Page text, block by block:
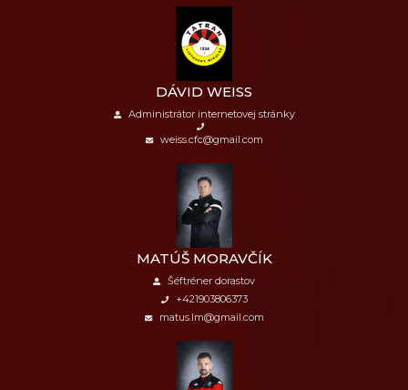
DÁVID WEISS
Administrátor internetovej stránky
weiss.cfc@gmail.com
MATÚŠ MORAVČÍK
Šéftréner dorastov
+421903806373
matus.lm@gmail.com